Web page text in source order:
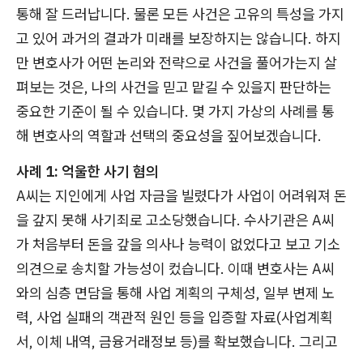
통해 잘 드러납니다. 물론 모든 사건은 고유의 특성을 가지
고 있어 과거의 결과가 미래를 보장하지는 않습니다. 하지
만 변호사가 어떤 논리와 전략으로 사건을 풀어가는지 살
펴보는 것은, 나의 사건을 믿고 맡길 수 있을지 판단하는
중요한 기준이 될 수 있습니다. 몇 가지 가상의 사례를 통
해 변호사의 역할과 선택의 중요성을 짚어보겠습니다.
사례 1: 억울한 사기 혐의
A씨는 지인에게 사업 자금을 빌렸다가 사업이 어려워져 돈
을 갚지 못해 사기죄로 고소당했습니다. 수사기관은 A씨
가 처음부터 돈을 갚을 의사나 능력이 없었다고 보고 기소
의견으로 송치할 가능성이 컸습니다. 이때 변호사는 A씨
와의 심층 면담을 통해 사업 계획의 구체성, 일부 변제 노
력, 사업 실패의 객관적 원인 등을 입증할 자료(사업계획
서, 이체 내역, 금융거래정보 등)를 확보했습니다. 그리고